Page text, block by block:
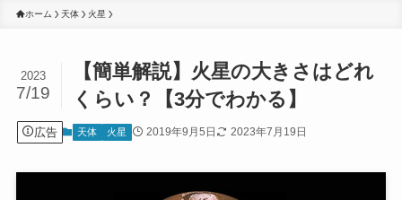
ホーム 天体 火星
【簡単解説】火星の大きさはどれ
くらい？【3分でわかる】
2023
7/19
広告 天体 火星 2019年9月5日 2023年7月19日